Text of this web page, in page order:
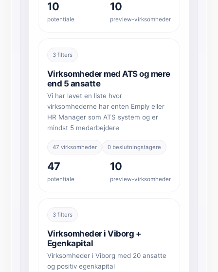
10
potentiale
10
preview-virksomheder
3 filters
Virksomheder med ATS og mere
end 5 ansatte
Vi har lavet en liste hvor
virksomhederne har enten Emply eller
HR Manager som ATS system og er
mindst 5 medarbejdere
47 virksomheder 0 beslutningstagere
47
potentiale
10
preview-virksomheder
3 filters
Virksomheder i Viborg +
Egenkapital
Virksomheder i Viborg med 20 ansatte
og positiv egenkapital